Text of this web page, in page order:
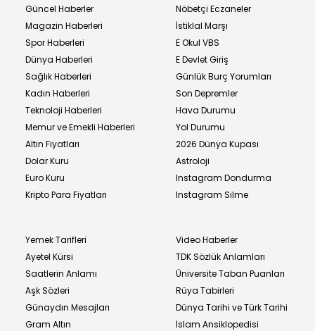
Güncel Haberler
Magazin Haberleri
Spor Haberleri
Dünya Haberleri
Sağlık Haberleri
Kadın Haberleri
Teknoloji Haberleri
Memur ve Emekli Haberleri
Altın Fiyatları
Dolar Kuru
Euro Kuru
Kripto Para Fiyatları
Nöbetçi Eczaneler
İstiklal Marşı
E Okul VBS
E Devlet Giriş
Günlük Burç Yorumları
Son Depremler
Hava Durumu
Yol Durumu
2026 Dünya Kupası
Astroloji
Instagram Dondurma
Instagram Silme
Yemek Tarifleri
Ayetel Kürsi
Saatlerin Anlamı
Aşk Sözleri
Günaydın Mesajları
Gram Altın
Video Haberler
TDK Sözlük Anlamları
Üniversite Taban Puanları
Rüya Tabirleri
Dünya Tarihi ve Türk Tarihi
İslam Ansiklopedisi